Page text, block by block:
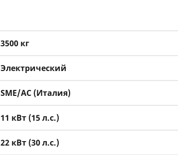
3500 кг
Электрический
SME/АС (Италия)
11 кВт (15 л.с.)
22 кВт (30 л.с.)